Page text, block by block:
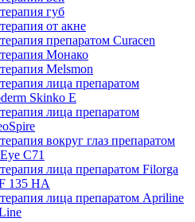
губ
от акне
препаратом Curacen
Монако
Melsmon
лица препаратом
Skinko E
лица препаратом
вокруг глаз препаратом
С71
лица препаратом Filorga
135 HA
лица препаратом Apriline